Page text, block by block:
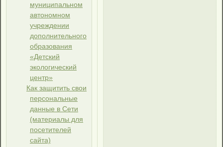
муниципальном
автономном
учреждении
дополнительного
образования
«Детский
экологический
центр»
Как защитить свои
персональные
данные в Сети
(материалы для
посетителей
сайта)